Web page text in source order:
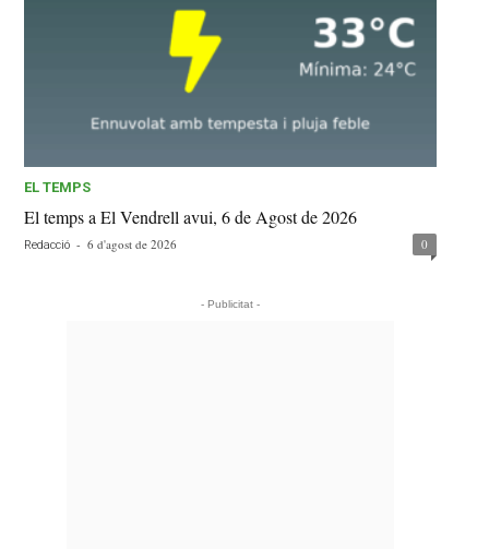
EL TEMPS
El temps a El Vendrell avui, 6 de Agost de 2026
Redacció - 6 d'agost de 2026 0
- Publicitat -